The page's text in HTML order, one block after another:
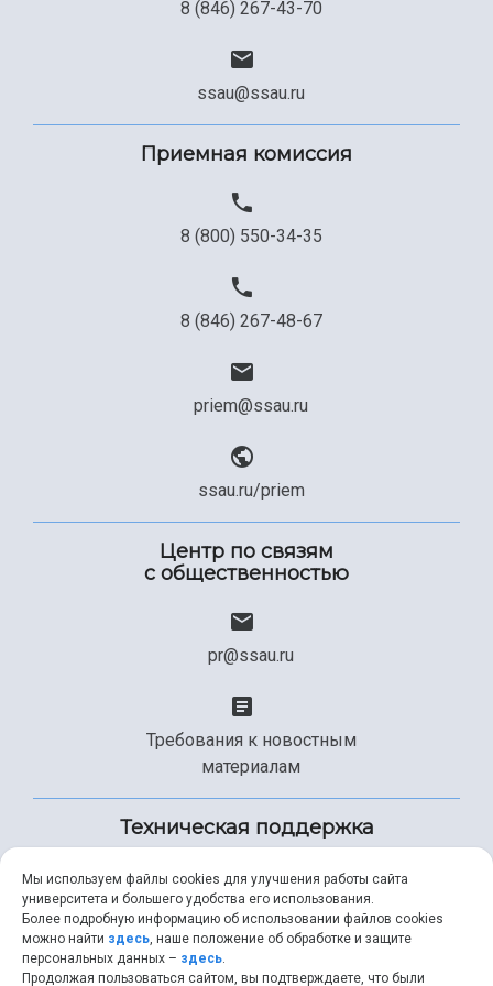
Сведения об образовательной организации
Официальные документы
8 (846) 267-43-70
ssau@ssau.ru
Приемная комиссия
8 (800) 550-34-35
8 (846) 267-48-67
priem@ssau.ru
ssau.ru/priem
Центр по связям
с общественностью
pr@ssau.ru
Требования к новостным
материалам
Техническая поддержка
+7 (846) 267-49-99
Мы используем файлы cookies для улучшения работы сайта
университета и большего удобства его использования.
Более подробную информацию об использовании файлов cookies
можно найти здесь, наше положение об обработке и защите
персональных данных – здесь.
Продолжая пользоваться сайтом, вы подтверждаете, что были